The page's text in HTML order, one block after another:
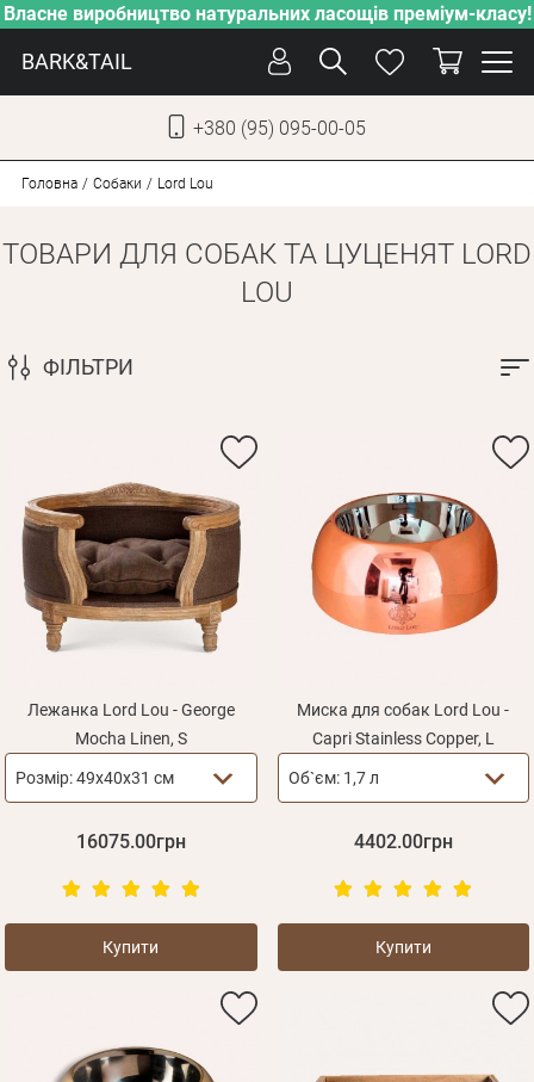
Власне виробництво натуральних ласощів преміум-класу!
BARK&TAIL
+380 (95) 095-00-05
ДОГЛЯД
ПІКЛУВАННЯ
АКЦІЇ
Оплата і доставка
Програма лояльності
Контакти
+380 (95) 095-00-05
Головна Собаки Lord Lou
ТОВАРИ ДЛЯ СОБАК ТА ЦУЦЕНЯТ LORD
LOU
ФІЛЬТРИ
Лежанка Lord Lou - George
Mocha Linen, S
Розмір:49x40x31 см
16075.00грн
Купити
Миска для собак Lord Lou -
Capri Stainless Copper, L
Об`єм: 1,7 л
4402.00грн
Купити